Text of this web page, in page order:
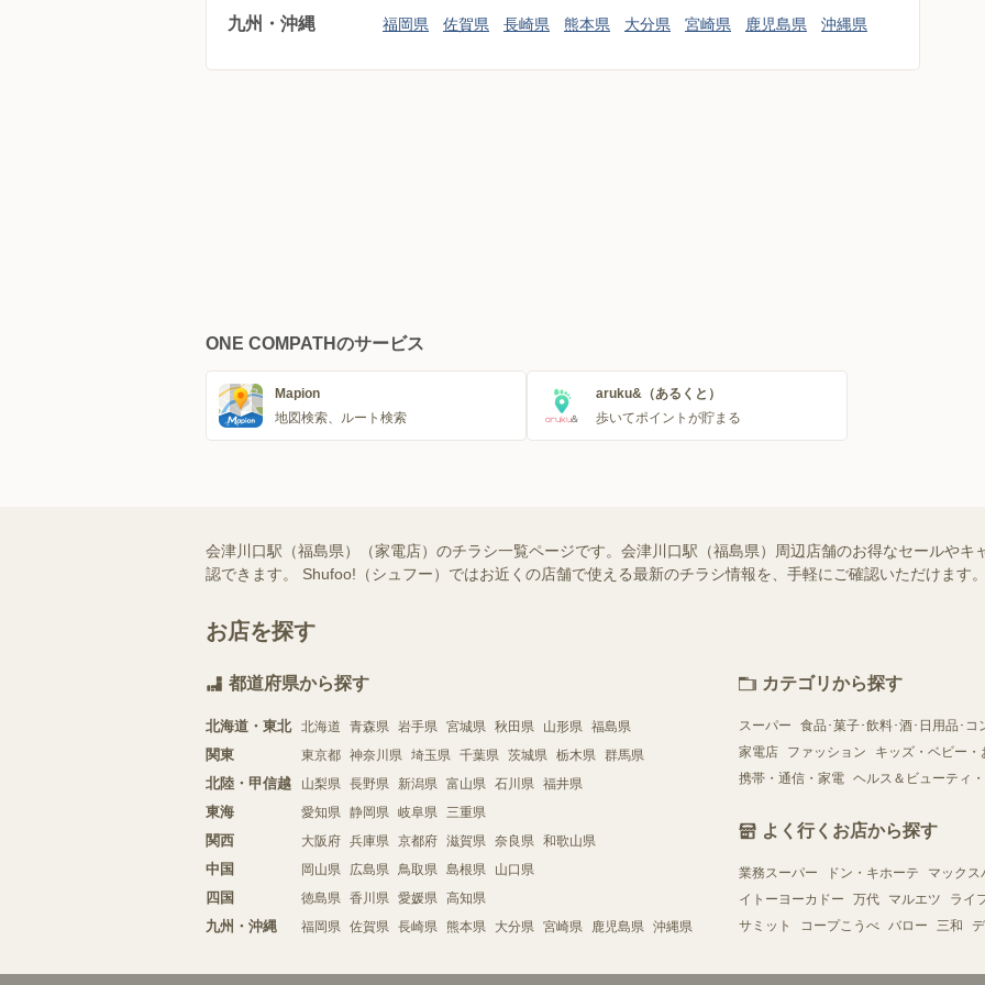
九州・沖縄 福岡県 佐賀県 長崎県 熊本県 大分県 宮崎県 鹿児島県 沖縄県
ONE COMPATHのサービス
Mapion
地図検索、ルート検索
aruku&（あるくと）
歩いてポイントが貯まる
会津川口駅（福島県）（家電店）のチラシ一覧ページです。会津川口駅（福島県）周辺店舗のお得なセールやキ
認できます。 Shufoo!（シュフー）ではお近くの店舗で使える最新のチラシ情報を、手軽にご確認いただけます
お店を探す
都道府県から探す
北海道・東北 北海道 青森県 岩手県 宮城県 秋田県 山形県 福島県
関東 東京都 神奈川県 埼玉県 千葉県 茨城県 栃木県 群馬県
北陸・甲信越 山梨県 長野県 新潟県 富山県 石川県 福井県
東海 愛知県 静岡県 岐阜県 三重県
関西 大阪府 兵庫県 京都府 滋賀県 奈良県 和歌山県
中国 岡山県 広島県 鳥取県 島根県 山口県
四国 徳島県 香川県 愛媛県 高知県
九州・沖縄 福岡県 佐賀県 長崎県 熊本県 大分県 宮崎県 鹿児島県 沖縄県
カテゴリから探す
スーパー 食品･菓子･飲料･酒･日用品･コ
家電店
ファッション キッズ・ベビー・
携帯・通信・家電 ヘルス＆ビューティ
よく行くお店から探す
業務スーパー ドン・キホーテ マックス
イトーヨーカドー
万代 マルエツ ライ
サミット
コープこうべ バロー 三和